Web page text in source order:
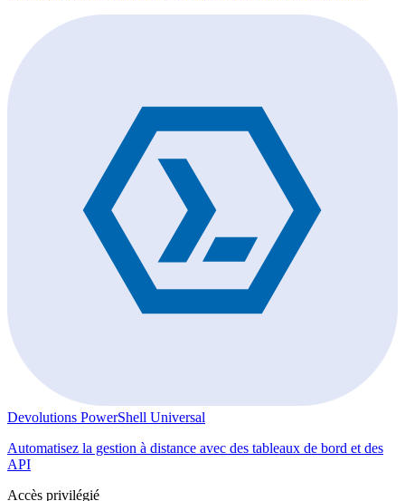
Devolutions PowerShell Universal
Automatisez la gestion à distance avec des tableaux de bord et des
API
Accès privilégié